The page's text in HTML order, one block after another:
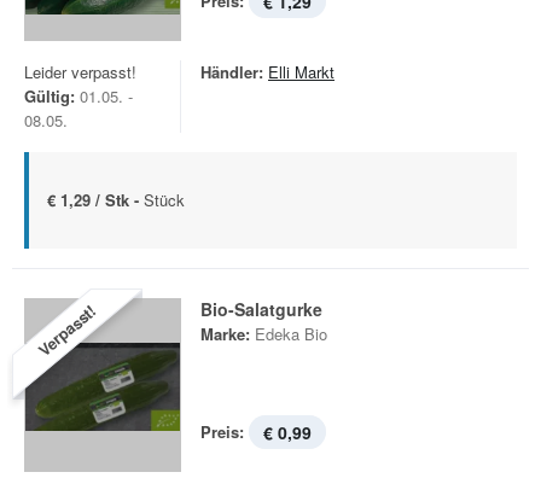
Leider verpasst!
Gültig: 01.05. -
08.05.
Händler: Elli Markt
€ 1,29 / Stk - Stück
Verpasst! Bio-Salatgurke
Marke: Edeka Bio
Preis: € 0,99